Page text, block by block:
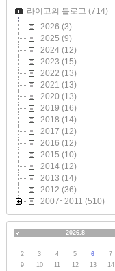
라이고의 블로그 (714)
2026 (3)
2025 (9)
2024 (12)
2023 (15)
2022 (13)
2021 (13)
2020 (13)
2019 (16)
2018 (14)
2017 (12)
2016 (12)
2015 (10)
2014 (12)
2013 (14)
2012 (36)
2007~2011 (510)
2026.8
2
3 4 5 6 7
9
10 11 12 13 14